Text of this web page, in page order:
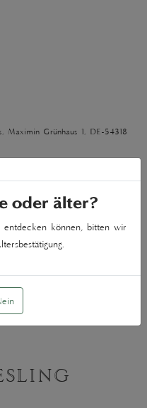
oder älter?
können, bitten wir
Maximin Grünhaus 1, DE-54318